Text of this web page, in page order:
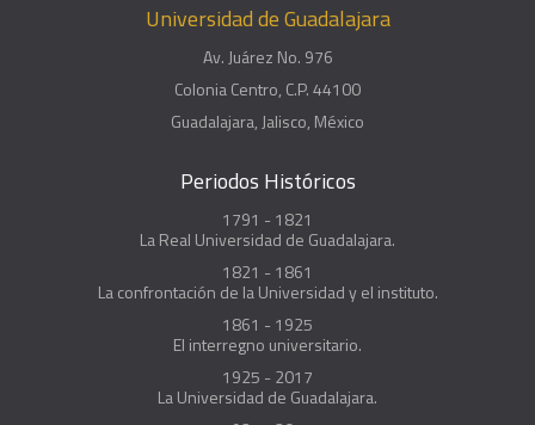
Universidad de Guadalajara
Av. Juárez No. 976
Colonia Centro, C.P. 44100
Guadalajara, Jalisco, México
Periodos Históricos
1791 - 1821
La Real Universidad de Guadalajara.
1821 - 1861
La confrontación de la Universidad y el instituto.
1861 - 1925
El interregno universitario.
1925 - 2017
La Universidad de Guadalajara.